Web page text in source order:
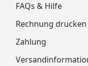
FAQs & Hilfe
Rechnung drucken
Zahlung